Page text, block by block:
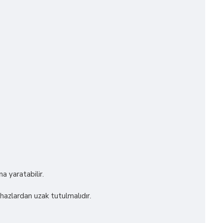
yaratabilir.
uzak tutulmalıdır.